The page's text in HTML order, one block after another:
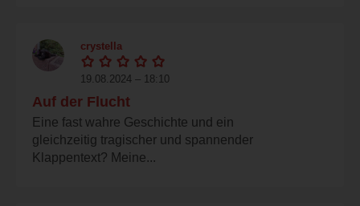
crystella
19.08.2024 – 18:10
Auf der Flucht
Eine fast wahre Geschichte und ein
gleichzeitig tragischer und spannender
Klappentext? Meine...